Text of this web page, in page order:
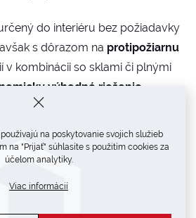
na poskytovanie svojich služieb
na "Prijať" súhlasíte s použitím cookies za
účelom analytiky.
Viac informácií
do interiéru bez požiadavky
s dôrazom na protipožiarnu
v kombinácii so sklami či plnými
výhodné riešenie
do triedy EI30.